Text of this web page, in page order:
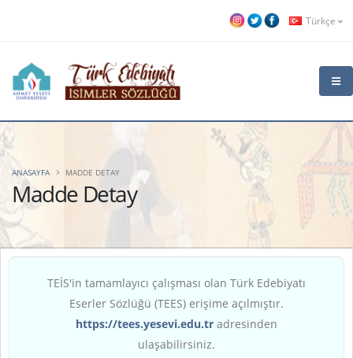
Türkçe
Madde Detay
ANASAYFA MADDE DETAY
TEİS'in tamamlayıcı çalışması olan Türk Edebiyatı
Eserler Sözlüğü (TEES) erişime açılmıştır.
https://tees.yesevi.edu.tr adresinden
ulaşabilirsiniz.